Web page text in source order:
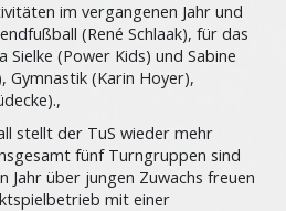
im vergangenen Jahr und
(René Schlaak), für das
(Power Kids) und Sabine
Gymnastik (Karin Hoyer),
stellt der TuS wieder mehr
fünf Turngruppen sind
über jungen Zuwachs freuen
mit einer